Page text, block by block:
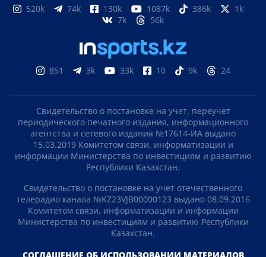
520k 74k 130k 1087k 386k
1k
7k
56k
851 3k 33k 10 9k 24
Свидетельство о постановке на учет, переучет
периодического печатного издания, информационного
агентства и сетевого издания №17614-ИА выдано
15.03.2019 Комитетом связи, информатизации и
информации Министерства по инвестициям и развитию
Республики Казахстан.
Свидетельство о постановке на учет отечественного
телерадио канала №KZ23VJB00000123 выдано 08.09.2016
Комитетом связи, информатизации и информации
Министерства по инвестициям и развитию Республики
Казахстан.